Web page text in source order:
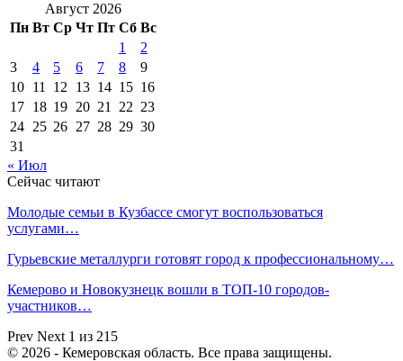
Август 2026
Пн Вт Ср Чт Пт Сб Вс
1
2
3
4 5 6 7 8
9
10 11 12 13 14 15 16
17 18 19 20 21 22 23
24 25 26 27 28 29 30
31
« Июл
Сейчас читают
Молодые семьи в Кузбассе смогут воспользоваться
услугами…
Гурьевские металлурги готовят город к профессиональному…
Кемерово и Новокузнецк вошли в ТОП-10 городов-
участников…
Prev Next 1 из 215
© 2026 - Кемеровская область. Все права защищены.